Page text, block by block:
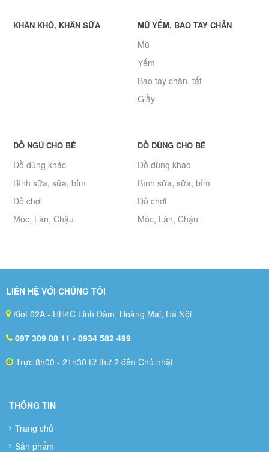
KHĂN KHÔ, KHĂN SỮA MŨ YẾM, BAO TAY CHÂN
Mũ
Yếm
Bao tay chân, tất
Giầy
ĐỒ NGỦ CHO BÉ
Đồ dùng khác
Bình sữa, sữa, bỉm
Đồ chơi
Móc, Làn, Chậu
ĐỒ DÙNG CHO BÉ
Đồ dùng khác
Bình sữa, sữa, bỉm
Đồ chơi
Móc, Làn, Chậu
LIÊN HỆ VỚI CHÚNG TÔI
Kiot 62A - HH4C Linh Đàm, Hoàng Mai, Hà Nội
097 309 08 11 - 0934 582 499
Trực 8h00 - 21h30 từ thứ 2 đến Chủ nhật
THÔNG TIN
Trang chủ
Sản phẩm